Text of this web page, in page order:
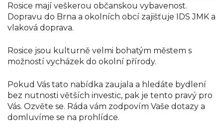
Rosice mají veškerou občanskou vybavenost.
Dopravu do Brna a okolních obcí zajišťuje IDS JMK a
vlaková doprava.
Rosice jsou kulturně velmi bohatým městem s
možností vycházek do okolní přírody.
Pokud Vás tato nabídka zaujala a hledáte bydlení
bez nutnosti větších investic, pak je tento pravý pro
Vás. Ozvěte se. Ráda vám zodpovím Vaše dotazy a
domluvíme se na prohlídce.